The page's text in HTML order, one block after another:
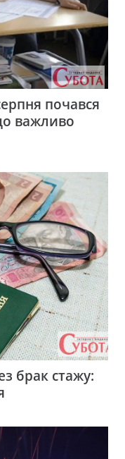
почався
важливо
брак стажу: